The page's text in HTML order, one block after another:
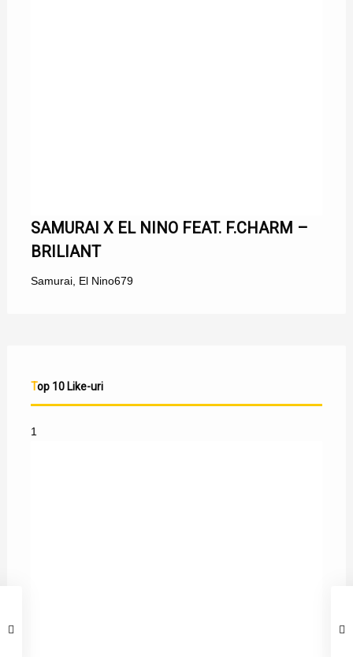
SAMURAI X EL NINO FEAT. F.CHARM –
BRILIANT
Samurai, El Nino679
Top 10 Like-uri
1